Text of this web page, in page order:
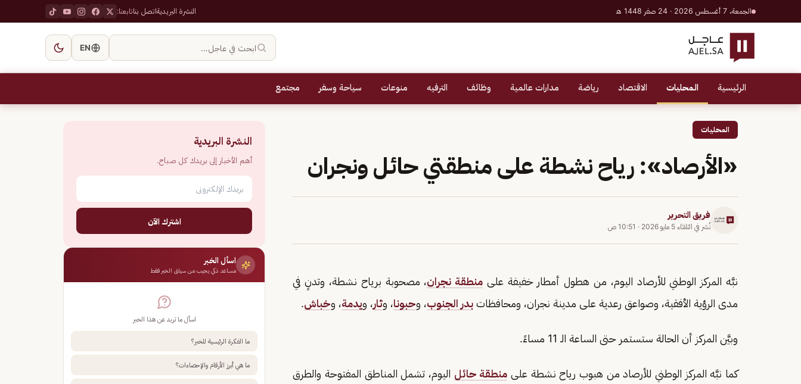
الجمعة، 7 أغسطس 2026 · 24 صفر 1448 هـ النشرة البريديةاتصل بناتابعنا:
ابحث في عاجل… EN
الرئيسية المحليات الاقتصاد رياضة مدارات عالمية وظائف الترفيه منوعات سياحة وسفر مجتمع
المحليات
«الأرصاد»: رياح نشطة على منطقتي حائل ونجران
فريق التحرير
نُشر في الثلاثاء 5 مايو 2026 · 10:51 ص
نبَّه المركز الوطني للأرصاد اليوم، من هطول أمطار خفيفة على منطقة نجران، مصحوبة برياح نشطة، وتدنٍ في
مدى الرؤية الأفقية، وصواعق رعدية على مدينة نجران، ومحافظات بدر الجنوب، وحبونا، وثار، ويدمة، وخباش.
وبيَّن المركز أن الحالة ستستمر حتى الساعة الـ 11 مساءً.
كما نبَّه المركز الوطني للأرصاد من هبوب رياح نشطة على منطقة حائل اليوم، تشمل المناطق المفتوحة والطرق
النشرة البريدية
أهم الأخبار إلى بريدك كل صباح.
اشترك الآن
اسأل الخبر
مساعد ذكي يجيب من سياق الخبر فقط
اسأل ما تريد عن هذا الخبر
ما الفكرة الرئيسية للخبر؟
ما هي أبرز الأرقام والإحصاءات؟